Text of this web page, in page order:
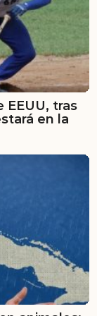
tras
en la